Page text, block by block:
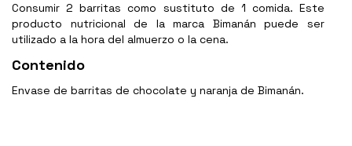
Consumir 2 barritas como sustituto de 1 comida. Este
producto nutricional de la marca Bimanán puede ser
utilizado a la hora del almuerzo o la cena.
Contenido
Envase de barritas de chocolate y naranja de Bimanán.